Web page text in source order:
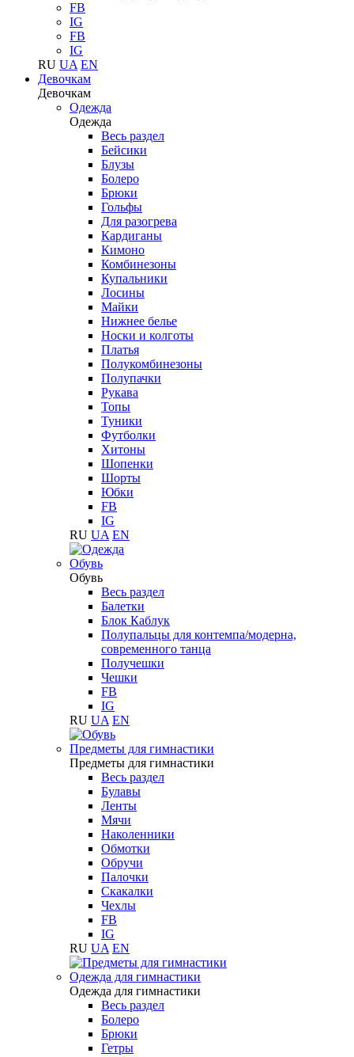
FB
IG
FB
IG
RU UA EN
Девочкам
Девочкам
Одежда
Одежда
Весь раздел
Бейсики
Блузы
Болеро
Брюки
Гольфы
Для разогрева
Кардиганы
Кимоно
Комбинезоны
Купальники
Лосины
Майки
Нижнее белье
Носки и колготы
Платья
Полукомбинезоны
Полупачки
Рукава
Топы
Туники
Футболки
Хитоны
Шопенки
Шорты
Юбки
FB
IG
RU UA EN
Обувь
Обувь
Весь раздел
Балетки
Блок Каблук
Полупальцы для контемпа/модерна,
современного танца
Получешки
Чешки
FB
IG
RU UA EN
Предметы для гимнастики
Предметы для гимнастики
Весь раздел
Булавы
Ленты
Мячи
Наколенники
Обмотки
Обручи
Палочки
Скакалки
Чехлы
FB
IG
RU UA EN
Одежда для гимнастики
Одежда для гимнастики
Весь раздел
Болеро
Брюки
Гетры